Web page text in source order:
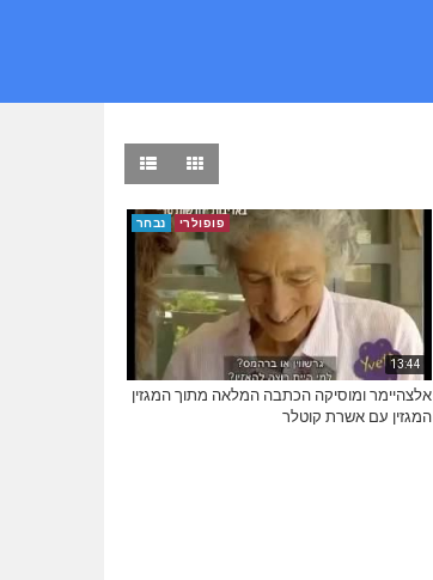
13:44
פופולרי נבחר
אלצהיימר ומוסיקה הכתבה המלאה מתוך המגזין
המגזין עם אשרת קוטלר